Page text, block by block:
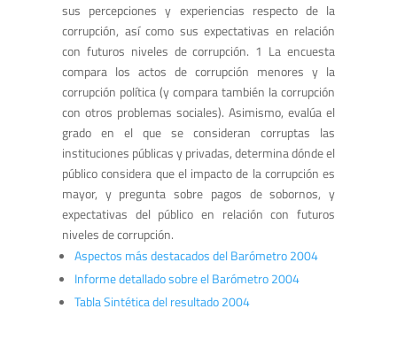
sus percepciones y experiencias respecto de la
corrupción, así como sus expectativas en relación
con futuros niveles de corrupción. 1 La encuesta
compara los actos de corrupción menores y la
corrupción política (y compara también la corrupción
con otros problemas sociales). Asimismo, evalúa el
grado en el que se consideran corruptas las
instituciones públicas y privadas, determina dónde el
público considera que el impacto de la corrupción es
mayor, y pregunta sobre pagos de sobornos, y
expectativas del público en relación con futuros
niveles de corrupción.
Aspectos más destacados del Barómetro 2004
Informe detallado sobre el Barómetro 2004
Tabla Sintética del resultado 2004